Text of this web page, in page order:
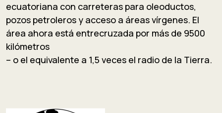
ecuatoriana con carreteras para oleoductos,
pozos petroleros y acceso a áreas vírgenes. El
área ahora está entrecruzada por más de 9500
kilómetros
– o el equivalente a 1,5 veces el radio de la Tierra.